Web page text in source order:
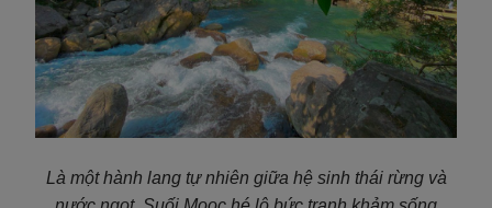
Là một hành lang tự nhiên giữa hệ sinh thái rừng và